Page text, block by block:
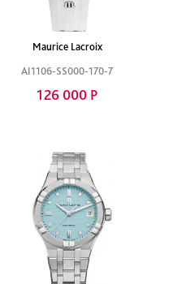
Maurice Lacroix
AI1106-SS000-170-7
126 000 Р